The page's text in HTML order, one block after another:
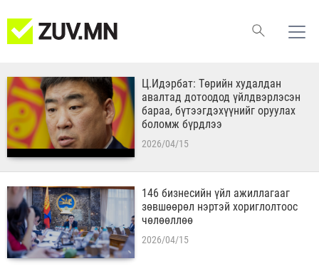
Ц.Идэрбат: Төрийн худалдан
авалтад дотоодод үйлдвэрлэсэн
бараа, бүтээгдэхүүнийг оруулах
боломж бүрдлээ
2026/04/15
​146 бизнесийн үйл ажиллагааг
зөвшөөрөл нэртэй хориглолтоос
чөлөөллөө
2026/04/15